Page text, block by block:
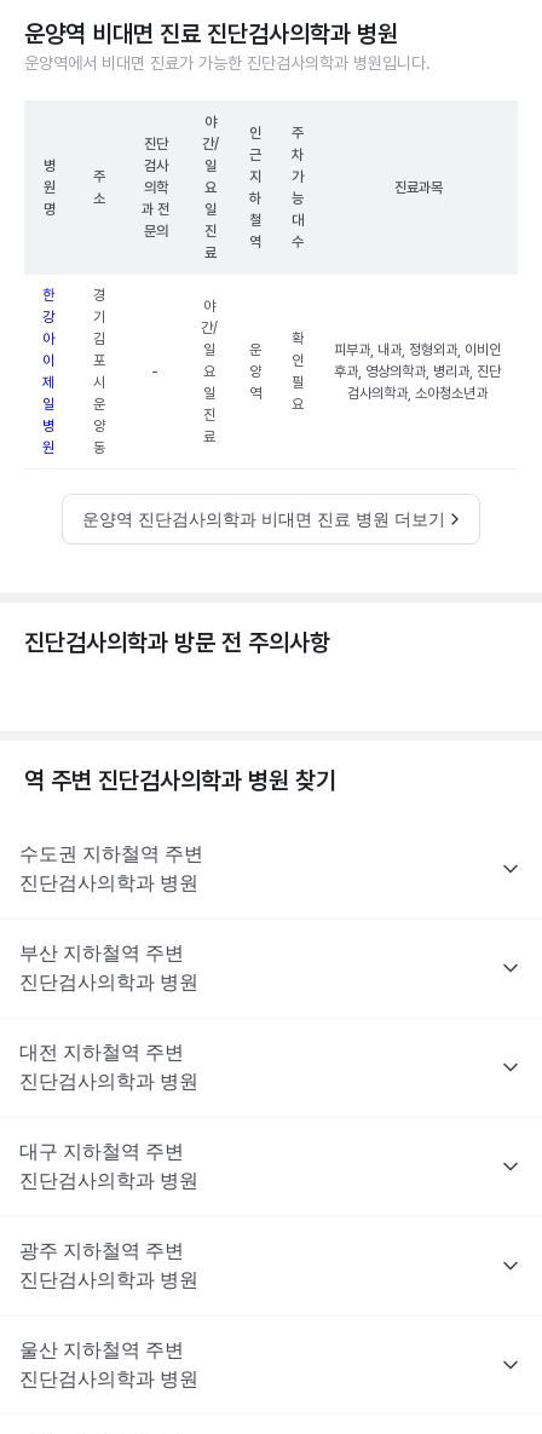
운양역 비대면 진료 진단검사의학과 병원
운양역에서 비대면 진료가 가능한 진단검사의학과 병원입니다.
병
원
명
주
소
진단
검사
의학
과 전
문의
야
간/
일
요
일
진
료
인
근
지
하
철
역
주
차
가
능
대
수
진료과목
한
강
아
이
제
일
병
원
경
기
김
포
시
운
양
동
-
야
간/
일
요
일
진
료
운
양
역
확
인
필
요
피부과, 내과, 정형외과, 이비인
후과, 영상의학과, 병리과, 진단
검사의학과, 소아청소년과
운양역 진단검사의학과 비대면 진료 병원 더보기
진단검사의학과 방문 전 주의사항
역 주변 진단검사의학과 병원 찾기
수도권 지하철역 주변
진단검사의학과 병원
부산 지하철역 주변
진단검사의학과 병원
대전 지하철역 주변
진단검사의학과 병원
대구 지하철역 주변
진단검사의학과 병원
광주 지하철역 주변
진단검사의학과 병원
울산 지하철역 주변
진단검사의학과 병원